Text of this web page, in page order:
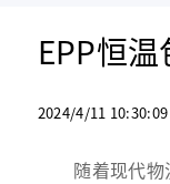
EPP恒
2024/4/11
随着现代物流